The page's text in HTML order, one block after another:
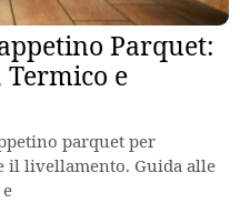
Parquet:
e
parquet per
il livellamento. Guida alle